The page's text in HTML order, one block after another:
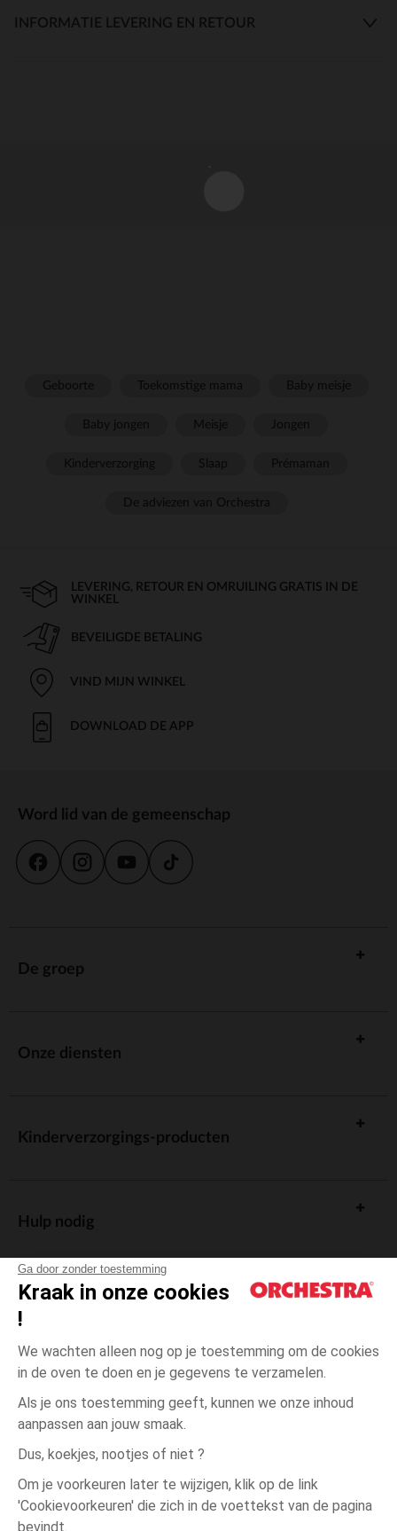
Ga door zonder toestemming
Kraak in onze cookies
!
We wachten alleen nog op je toestemming om de cookies
in de oven te doen en je gegevens te verzamelen.
Als je ons toestemming geeft, kunnen we onze inhoud
aanpassen aan jouw smaak.
Dus, koekjes, nootjes of niet ?
Om je voorkeuren later te wijzigen, klik op de link
'Cookievoorkeuren' die zich in de voettekst van de pagina
bevindt.
Blauw Blauw
3
INFORMATIE LEVERING EN RETOUR
LEVERING, RETOUR EN OMRUILING GRATIS IN DE
WINKEL
BEVEILIGDE BETALING
VIND MIJN WINKEL
DOWNLOAD DE APP
Word lid van de gemeenschap
De groep
Onze diensten
Kinderverzorgings-producten
Hulp nodig
Algemene verkoopsvoorwaarden
Wettelijke bepalingen
Persoonsgegevens